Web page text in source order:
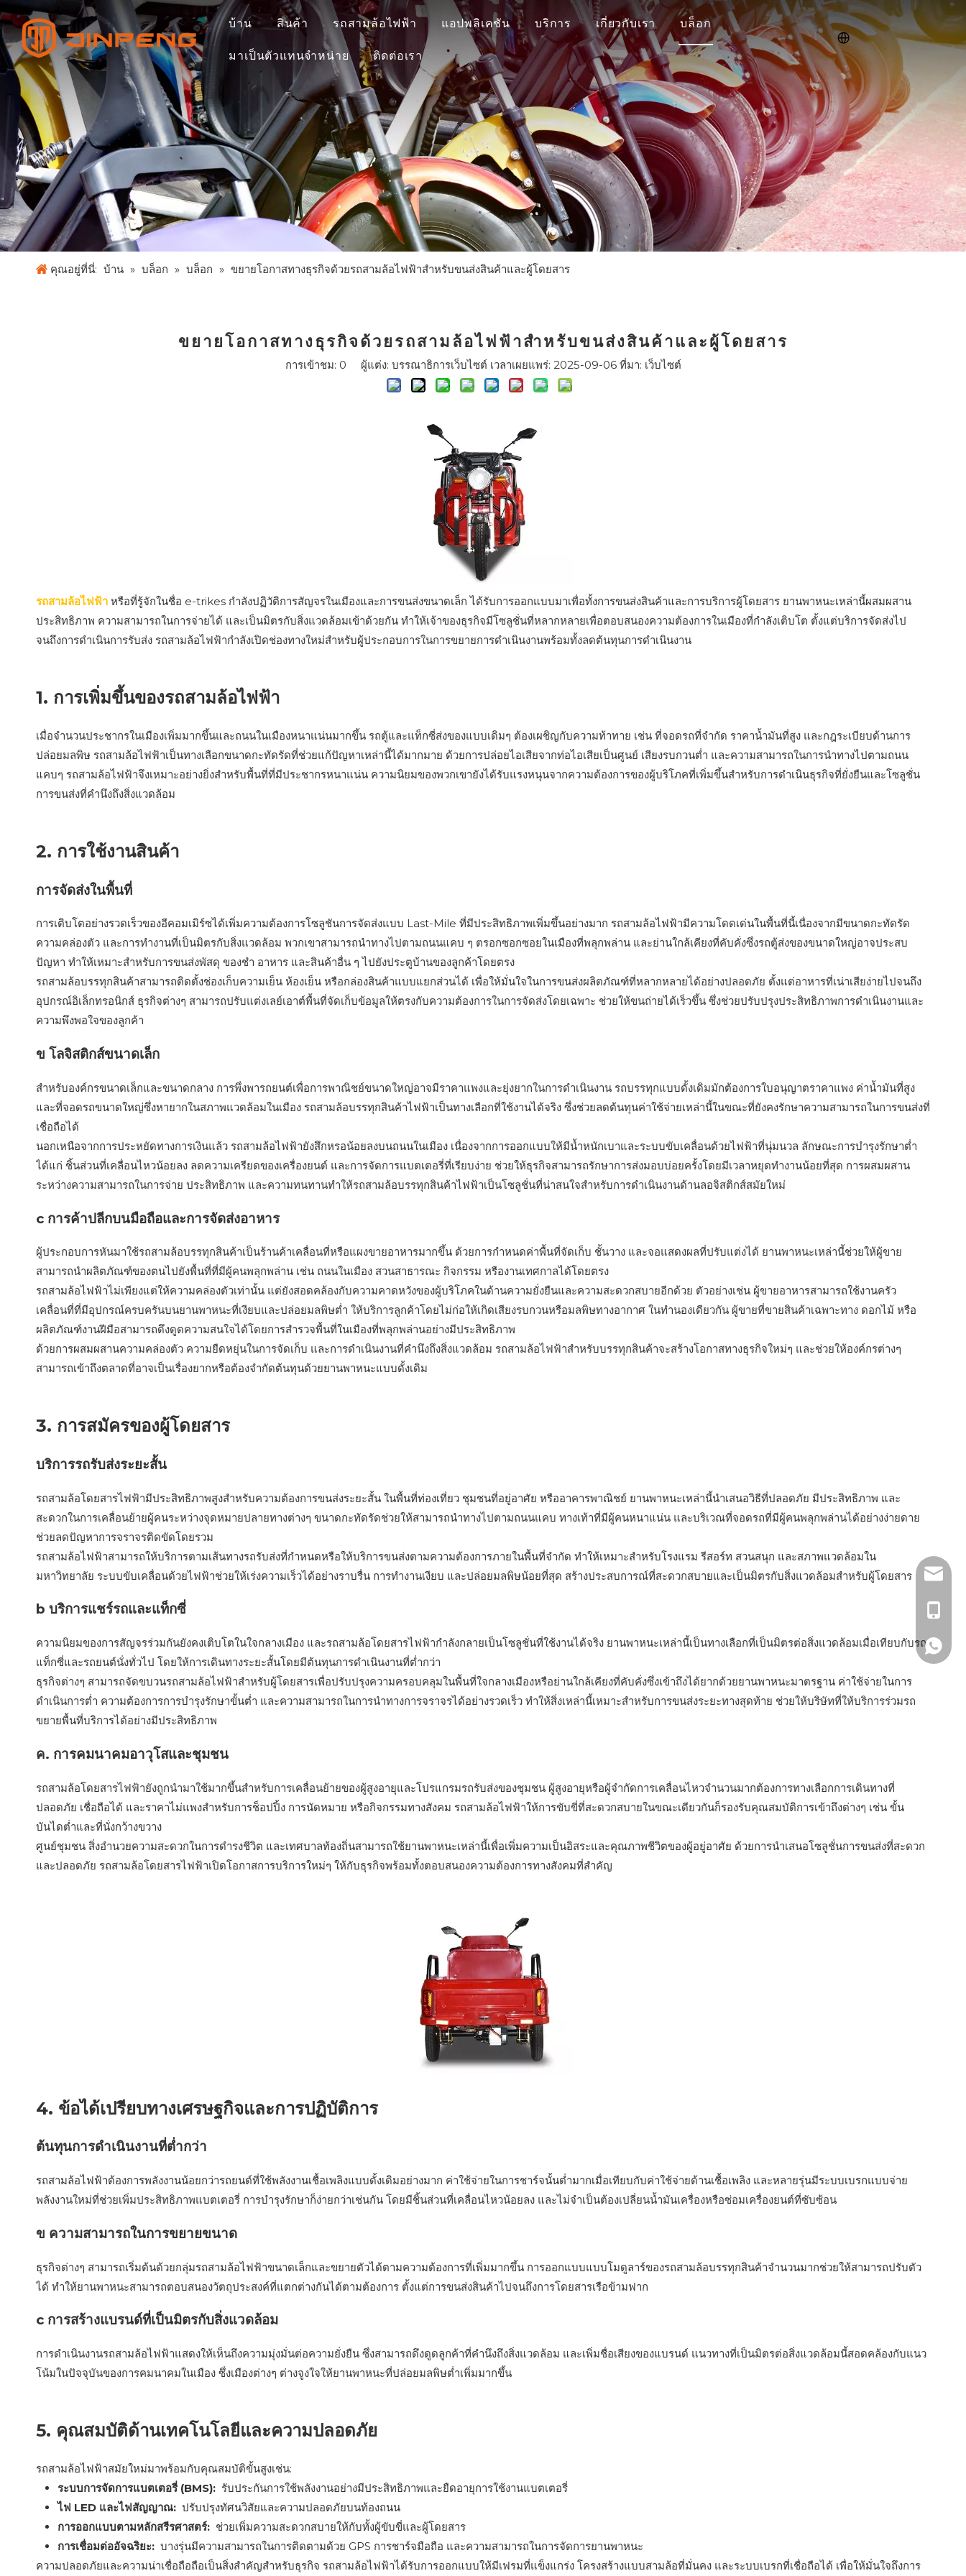
บ้าน สินค้า รถสามล้อไฟฟ้า แอปพลิเคชัน บริการ เกี่ยวกับเรา บล็อก
มาเป็นตัวแทนจำหน่าย ติดต่อเรา
คุณอยู่ที่นี่: บ้าน » บล็อก » บล็อก » ขยายโอกาสทางธุรกิจด้วยรถสามล้อไฟฟ้าสำหรับขนส่งสินค้าและผู้โดยสาร
ขยายโอกาสทางธุรกิจด้วยรถสามล้อไฟฟ้าสำหรับขนส่งสินค้าและผู้โดยสาร
การเข้าชม: 0 ผู้แต่ง: บรรณาธิการเว็บไซต์ เวลาเผยแพร่: 2025-09-06 ที่มา: เว็บไซต์
รถสามล้อไฟฟ้า หรือที่รู้จักในชื่อ e-trikes กำลังปฏิวัติการสัญจรในเมืองและการขนส่งขนาดเล็ก ได้รับการออกแบบมาเพื่อทั้งการขนส่งสินค้าและการบริการผู้โดยสาร ยานพาหนะเหล่านี้ผสมผสาน
ประสิทธิภาพ ความสามารถในการจ่ายได้ และเป็นมิตรกับสิ่งแวดล้อมเข้าด้วยกัน ทำให้เจ้าของธุรกิจมีโซลูชั่นที่หลากหลายเพื่อตอบสนองความต้องการในเมืองที่กำลังเติบโต ตั้งแต่บริการจัดส่งไป
จนถึงการดำเนินการรับส่ง รถสามล้อไฟฟ้ากำลังเปิดช่องทางใหม่สำหรับผู้ประกอบการในการขยายการดำเนินงานพร้อมทั้งลดต้นทุนการดำเนินงาน
1. การเพิ่มขึ้นของรถสามล้อไฟฟ้า
เมื่อจำนวนประชากรในเมืองเพิ่มมากขึ้นและถนนในเมืองหนาแน่นมากขึ้น รถตู้และแท็กซี่ส่งของแบบเดิมๆ ต้องเผชิญกับความท้าทาย เช่น ที่จอดรถที่จำกัด ราคาน้ำมันที่สูง และกฎระเบียบด้านการ
ปล่อยมลพิษ รถสามล้อไฟฟ้าเป็นทางเลือกขนาดกะทัดรัดที่ช่วยแก้ปัญหาเหล่านี้ได้มากมาย ด้วยการปล่อยไอเสียจากท่อไอเสียเป็นศูนย์ เสียงรบกวนต่ำ และความสามารถในการนำทางไปตามถนน
แคบๆ รถสามล้อไฟฟ้าจึงเหมาะอย่างยิ่งสำหรับพื้นที่ที่มีประชากรหนาแน่น ความนิยมของพวกเขายังได้รับแรงหนุนจากความต้องการของผู้บริโภคที่เพิ่มขึ้นสำหรับการดำเนินธุรกิจที่ยั่งยืนและโซลูชั่น
การขนส่งที่คำนึงถึงสิ่งแวดล้อม
2. การใช้งานสินค้า
การจัดส่งในพื้นที่
การเติบโตอย่างรวดเร็วของอีคอมเมิร์ซได้เพิ่มความต้องการโซลูชันการจัดส่งแบบ Last-Mile ที่มีประสิทธิภาพเพิ่มขึ้นอย่างมาก รถสามล้อไฟฟ้ามีความโดดเด่นในพื้นที่นี้เนื่องจากมีขนาดกะทัดรัด
ความคล่องตัว และการทำงานที่เป็นมิตรกับสิ่งแวดล้อม พวกเขาสามารถนำทางไปตามถนนแคบ ๆ ตรอกซอกซอยในเมืองที่พลุกพล่าน และย่านใกล้เคียงที่คับคั่งซึ่งรถตู้ส่งของขนาดใหญ่อาจประสบ
ปัญหา ทำให้เหมาะสำหรับการขนส่งพัสดุ ของชำ อาหาร และสินค้าอื่น ๆ ไปยังประตูบ้านของลูกค้าโดยตรง
รถสามล้อบรรทุกสินค้าสามารถติดตั้งช่องเก็บความเย็น ห้องเย็น หรือกล่องสินค้าแบบแยกส่วนได้ เพื่อให้มั่นใจในการขนส่งผลิตภัณฑ์ที่หลากหลายได้อย่างปลอดภัย ตั้งแต่อาหารที่เน่าเสียง่ายไปจนถึง
อุปกรณ์อิเล็กทรอนิกส์ ธุรกิจต่างๆ สามารถปรับแต่งเลย์เอาต์พื้นที่จัดเก็บข้อมูลให้ตรงกับความต้องการในการจัดส่งโดยเฉพาะ ช่วยให้ขนถ่ายได้เร็วขึ้น ซึ่งช่วยปรับปรุงประสิทธิภาพการดำเนินงานและ
ความพึงพอใจของลูกค้า
ข โลจิสติกส์ขนาดเล็ก
สำหรับองค์กรขนาดเล็กและขนาดกลาง การพึ่งพารถยนต์เพื่อการพาณิชย์ขนาดใหญ่อาจมีราคาแพงและยุ่งยากในการดำเนินงาน รถบรรทุกแบบดั้งเดิมมักต้องการใบอนุญาตราคาแพง ค่าน้ำมันที่สูง
และที่จอดรถขนาดใหญ่ซึ่งหายากในสภาพแวดล้อมในเมือง รถสามล้อบรรทุกสินค้าไฟฟ้าเป็นทางเลือกที่ใช้งานได้จริง ซึ่งช่วยลดต้นทุนค่าใช้จ่ายเหล่านี้ในขณะที่ยังคงรักษาความสามารถในการขนส่งที่
เชื่อถือได้
นอกเหนือจากการประหยัดทางการเงินแล้ว รถสามล้อไฟฟ้ายังสึกหรอน้อยลงบนถนนในเมือง เนื่องจากการออกแบบให้มีน้ำหนักเบาและระบบขับเคลื่อนด้วยไฟฟ้าที่นุ่มนวล ลักษณะการบำรุงรักษาต่ำ
ได้แก่ ชิ้นส่วนที่เคลื่อนไหวน้อยลง ลดความเครียดของเครื่องยนต์ และการจัดการแบตเตอรี่ที่เรียบง่าย ช่วยให้ธุรกิจสามารถรักษาการส่งมอบบ่อยครั้งโดยมีเวลาหยุดทำงานน้อยที่สุด การผสมผสาน
ระหว่างความสามารถในการจ่าย ประสิทธิภาพ และความทนทานทำให้รถสามล้อบรรทุกสินค้าไฟฟ้าเป็นโซลูชั่นที่น่าสนใจสำหรับการดำเนินงานด้านลอจิสติกส์สมัยใหม่
c การค้าปลีกบนมือถือและการจัดส่งอาหาร
ผู้ประกอบการหันมาใช้รถสามล้อบรรทุกสินค้าเป็นร้านค้าเคลื่อนที่หรือแผงขายอาหารมากขึ้น ด้วยการกำหนดค่าพื้นที่จัดเก็บ ชั้นวาง และจอแสดงผลที่ปรับแต่งได้ ยานพาหนะเหล่านี้ช่วยให้ผู้ขาย
สามารถนำผลิตภัณฑ์ของตนไปยังพื้นที่ที่มีผู้คนพลุกพล่าน เช่น ถนนในเมือง สวนสาธารณะ กิจกรรม หรืองานเทศกาลได้โดยตรง
รถสามล้อไฟฟ้าไม่เพียงแต่ให้ความคล่องตัวเท่านั้น แต่ยังสอดคล้องกับความคาดหวังของผู้บริโภคในด้านความยั่งยืนและความสะดวกสบายอีกด้วย ตัวอย่างเช่น ผู้ขายอาหารสามารถใช้งานครัว
เคลื่อนที่ที่มีอุปกรณ์ครบครันบนยานพาหนะที่เงียบและปล่อยมลพิษต่ำ ให้บริการลูกค้าโดยไม่ก่อให้เกิดเสียงรบกวนหรือมลพิษทางอากาศ ในทำนองเดียวกัน ผู้ขายที่ขายสินค้าเฉพาะทาง ดอกไม้ หรือ
ผลิตภัณฑ์งานฝีมือสามารถดึงดูดความสนใจได้โดยการสำรวจพื้นที่ในเมืองที่พลุกพล่านอย่างมีประสิทธิภาพ
ด้วยการผสมผสานความคล่องตัว ความยืดหยุ่นในการจัดเก็บ และการดำเนินงานที่คำนึงถึงสิ่งแวดล้อม รถสามล้อไฟฟ้าสำหรับบรรทุกสินค้าจะสร้างโอกาสทางธุรกิจใหม่ๆ และช่วยให้องค์กรต่างๆ
สามารถเข้าถึงตลาดที่อาจเป็นเรื่องยากหรือต้องจำกัดต้นทุนด้วยยานพาหนะแบบดั้งเดิม
3. การสมัครของผู้โดยสาร
บริการรถรับส่งระยะสั้น
รถสามล้อโดยสารไฟฟ้ามีประสิทธิภาพสูงสำหรับความต้องการขนส่งระยะสั้น ในพื้นที่ท่องเที่ยว ชุมชนที่อยู่อาศัย หรืออาคารพาณิชย์ ยานพาหนะเหล่านี้นำเสนอวิธีที่ปลอดภัย มีประสิทธิภาพ และ
สะดวกในการเคลื่อนย้ายผู้คนระหว่างจุดหมายปลายทางต่างๆ ขนาดกะทัดรัดช่วยให้สามารถนำทางไปตามถนนแคบ ทางเท้าที่มีผู้คนหนาแน่น และบริเวณที่จอดรถที่มีผู้คนพลุกพล่านได้อย่างง่ายดาย
ช่วยลดปัญหาการจราจรติดขัดโดยรวม
รถสามล้อไฟฟ้าสามารถให้บริการตามเส้นทางรถรับส่งที่กำหนดหรือให้บริการขนส่งตามความต้องการภายในพื้นที่จำกัด ทำให้เหมาะสำหรับโรงแรม รีสอร์ท สวนสนุก และสภาพแวดล้อมใน
มหาวิทยาลัย ระบบขับเคลื่อนด้วยไฟฟ้าช่วยให้เร่งความเร็วได้อย่างราบรื่น การทำงานเงียบ และปล่อยมลพิษน้อยที่สุด สร้างประสบการณ์ที่สะดวกสบายและเป็นมิตรกับสิ่งแวดล้อมสำหรับผู้โดยสาร
b บริการแชร์รถและแท็กซี่
ความนิยมของการสัญจรร่วมกันยังคงเติบโตในใจกลางเมือง และรถสามล้อโดยสารไฟฟ้ากำลังกลายเป็นโซลูชั่นที่ใช้งานได้จริง ยานพาหนะเหล่านี้เป็นทางเลือกที่เป็นมิตรต่อสิ่งแวดล้อมเมื่อเทียบกับรถ
แท็กซี่และรถยนต์นั่งทั่วไป โดยให้การเดินทางระยะสั้นโดยมีต้นทุนการดำเนินงานที่ต่ำกว่า
ธุรกิจต่างๆ สามารถจัดขบวนรถสามล้อไฟฟ้าสำหรับผู้โดยสารเพื่อปรับปรุงความครอบคลุมในพื้นที่ใจกลางเมืองหรือย่านใกล้เคียงที่คับคั่งซึ่งเข้าถึงได้ยากด้วยยานพาหนะมาตรฐาน ค่าใช้จ่ายในการ
ดำเนินการต่ำ ความต้องการการบำรุงรักษาขั้นต่ำ และความสามารถในการนำทางการจราจรได้อย่างรวดเร็ว ทำให้สิ่งเหล่านี้เหมาะสำหรับการขนส่งระยะทางสุดท้าย ช่วยให้บริษัทที่ให้บริการร่วมรถ
ขยายพื้นที่บริการได้อย่างมีประสิทธิภาพ
ค. การคมนาคมอาวุโสและชุมชน
รถสามล้อโดยสารไฟฟ้ายังถูกนำมาใช้มากขึ้นสำหรับการเคลื่อนย้ายของผู้สูงอายุและโปรแกรมรถรับส่งของชุมชน ผู้สูงอายุหรือผู้จำกัดการเคลื่อนไหวจำนวนมากต้องการทางเลือกการเดินทางที่
ปลอดภัย เชื่อถือได้ และราคาไม่แพงสำหรับการช็อปปิ้ง การนัดหมาย หรือกิจกรรมทางสังคม รถสามล้อไฟฟ้าให้การขับขี่ที่สะดวกสบายในขณะเดียวกันก็รองรับคุณสมบัติการเข้าถึงต่างๆ เช่น ขั้น
บันไดต่ำและที่นั่งกว้างขวาง
ศูนย์ชุมชน สิ่งอำนวยความสะดวกในการดำรงชีวิต และเทศบาลท้องถิ่นสามารถใช้ยานพาหนะเหล่านี้เพื่อเพิ่มความเป็นอิสระและคุณภาพชีวิตของผู้อยู่อาศัย ด้วยการนำเสนอโซลูชั่นการขนส่งที่สะดวก
และปลอดภัย รถสามล้อโดยสารไฟฟ้าเปิดโอกาสการบริการใหม่ๆ ให้กับธุรกิจพร้อมทั้งตอบสนองความต้องการทางสังคมที่สำคัญ
4. ข้อได้เปรียบทางเศรษฐกิจและการปฏิบัติการ
ต้นทุนการดำเนินงานที่ต่ำกว่า
รถสามล้อไฟฟ้าต้องการพลังงานน้อยกว่ารถยนต์ที่ใช้พลังงานเชื้อเพลิงแบบดั้งเดิมอย่างมาก ค่าใช้จ่ายในการชาร์จนั้นต่ำมากเมื่อเทียบกับค่าใช้จ่ายด้านเชื้อเพลิง และหลายรุ่นมีระบบเบรกแบบจ่าย
พลังงานใหม่ที่ช่วยเพิ่มประสิทธิภาพแบตเตอรี่ การบำรุงรักษาก็ง่ายกว่าเช่นกัน โดยมีชิ้นส่วนที่เคลื่อนไหวน้อยลง และไม่จำเป็นต้องเปลี่ยนน้ำมันเครื่องหรือซ่อมเครื่องยนต์ที่ซับซ้อน
ข ความสามารถในการขยายขนาด
ธุรกิจต่างๆ สามารถเริ่มต้นด้วยกลุ่มรถสามล้อไฟฟ้าขนาดเล็กและขยายตัวได้ตามความต้องการที่เพิ่มมากขึ้น การออกแบบแบบโมดูลาร์ของรถสามล้อบรรทุกสินค้าจำนวนมากช่วยให้สามารถปรับตัว
ได้ ทำให้ยานพาหนะสามารถตอบสนองวัตถุประสงค์ที่แตกต่างกันได้ตามต้องการ ตั้งแต่การขนส่งสินค้าไปจนถึงการโดยสารเรือข้ามฟาก
c การสร้างแบรนด์ที่เป็นมิตรกับสิ่งแวดล้อม
การดำเนินงานรถสามล้อไฟฟ้าแสดงให้เห็นถึงความมุ่งมั่นต่อความยั่งยืน ซึ่งสามารถดึงดูดลูกค้าที่คำนึงถึงสิ่งแวดล้อม และเพิ่มชื่อเสียงของแบรนด์ แนวทางที่เป็นมิตรต่อสิ่งแวดล้อมนี้สอดคล้องกับแนว
โน้มในปัจจุบันของการคมนาคมในเมือง ซึ่งเมืองต่างๆ ต่างจูงใจให้ยานพาหนะที่ปล่อยมลพิษต่ำเพิ่มมากขึ้น
5. คุณสมบัติด้านเทคโนโลยีและความปลอดภัย
รถสามล้อไฟฟ้าสมัยใหม่มาพร้อมกับคุณสมบัติขั้นสูงเช่น:
ระบบการจัดการแบตเตอรี่ (BMS): รับประกันการใช้พลังงานอย่างมีประสิทธิภาพและยืดอายุการใช้งานแบตเตอรี่
ไฟ LED และไฟสัญญาณ: ปรับปรุงทัศนวิสัยและความปลอดภัยบนท้องถนน
การออกแบบตามหลักสรีรศาสตร์: ช่วยเพิ่มความสะดวกสบายให้กับทั้งผู้ขับขี่และผู้โดยสาร
การเชื่อมต่ออัจฉริยะ: บางรุ่นมีความสามารถในการติดตามด้วย GPS การชาร์จมือถือ และความสามารถในการจัดการยานพาหนะ
ความปลอดภัยและความน่าเชื่อถือถือเป็นสิ่งสำคัญสำหรับธุรกิจ รถสามล้อไฟฟ้าได้รับการออกแบบให้มีเฟรมที่แข็งแกร่ง โครงสร้างแบบสามล้อที่มั่นคง และระบบเบรกที่เชื่อถือได้ เพื่อให้มั่นใจถึงการ
+86-